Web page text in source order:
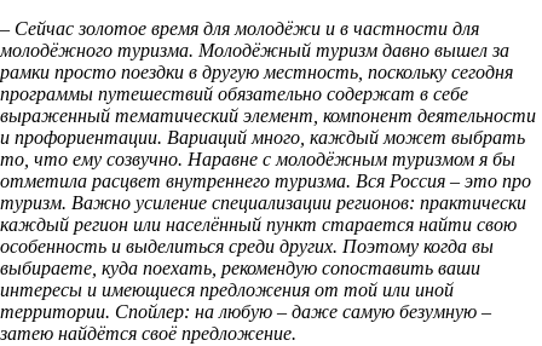
– Сейчас золотое время для молодёжи и в частности для
молодёжного туризма. Молодёжный туризм давно вышел за
рамки просто поездки в другую местность, поскольку сегодня
программы путешествий обязательно содержат в себе
выраженный тематический элемент, компонент деятельности
и профориентации. Вариаций много, каждый может выбрать
то, что ему созвучно. Наравне с молодёжным туризмом я бы
отметила расцвет внутреннего туризма. Вся Россия – это про
туризм. Важно усиление специализации регионов: практически
каждый регион или населённый пункт старается найти свою
особенность и выделиться среди других. Поэтому когда вы
выбираете, куда поехать, рекомендую сопоставить ваши
интересы и имеющиеся предложения от той или иной
территории. Спойлер: на любую – даже самую безумную –
затею найдётся своё предложение.